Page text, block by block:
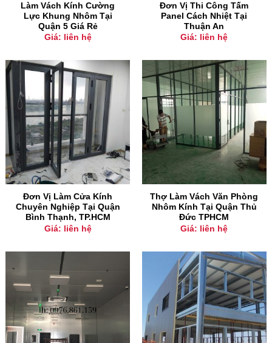
Làm Vách Kính Cường
Lực Khung Nhôm Tại
Quận 5 Giá Rẻ
Giá: liên hệ
Đơn Vị Thi Công Tấm
Panel Cách Nhiệt Tại
Thuận An
Giá: liên hệ
Đơn Vị Làm Cửa Kính
Chuyên Nghiệp Tại Quận
Bình Thạnh, TP.HCM
Giá: liên hệ
Thợ Làm Vách Văn Phòng
Nhôm Kính Tại Quận Thủ
Đức TPHCM
Giá: liên hệ